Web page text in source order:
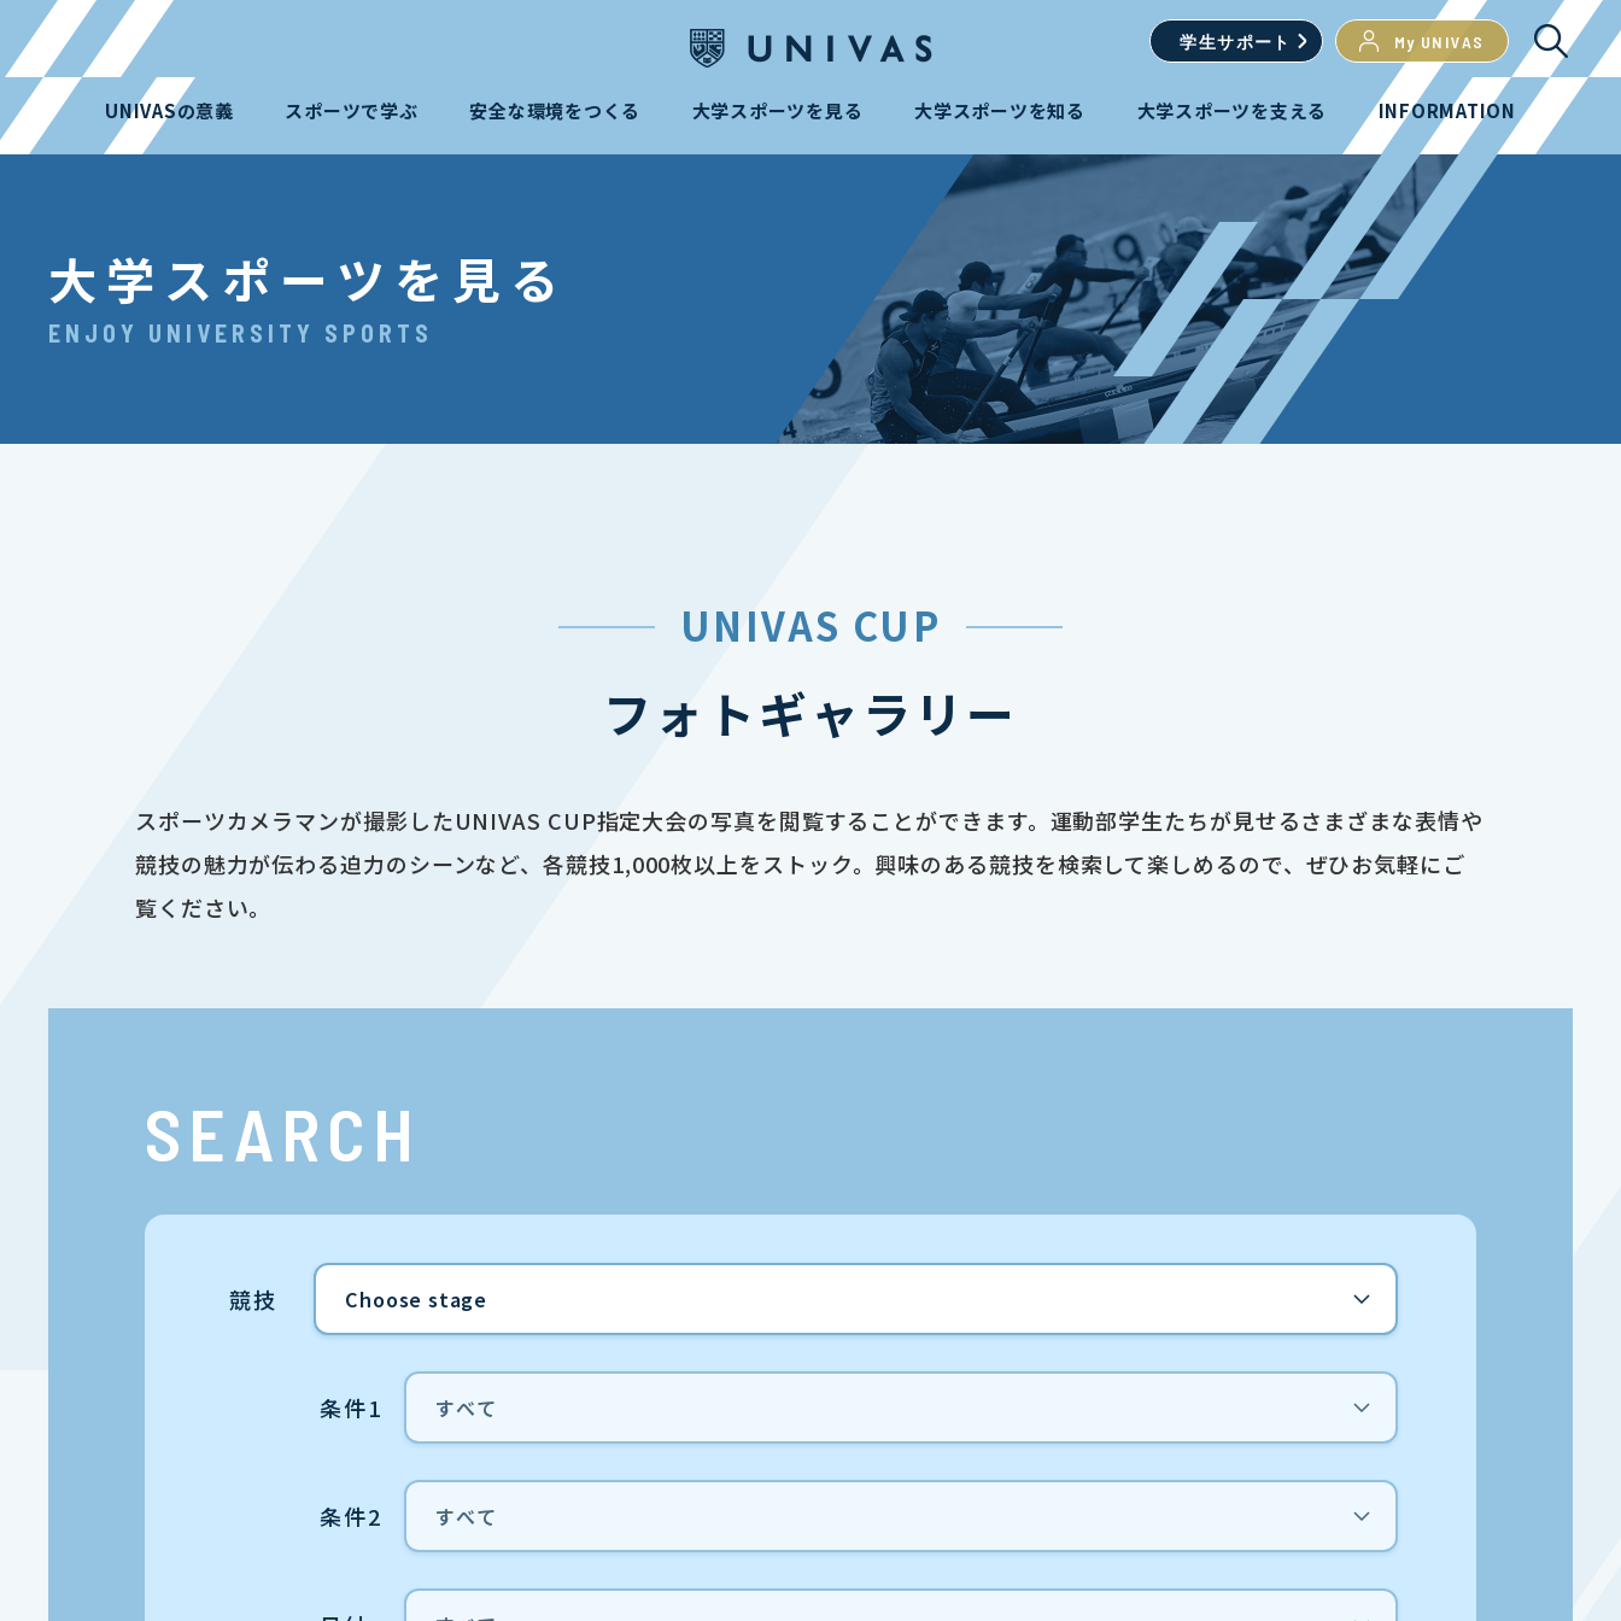
学生サポート My UNIVAS
UNIVASの意義 スポーツで学ぶ 安全な環境をつくる 大学スポーツを見る 大学スポーツを知る 大学スポーツを支える INFORMATION
大学スポーツを見る
ENJOY UNIVERSITY SPORTS
UNIVAS CUP
フォトギャラリー
スポーツカメラマンが撮影したUNIVAS CUP指定大会の写真を閲覧することができます。運動部学生たちが見せるさまざまな表情や
競技の魅力が伝わる迫力のシーンなど、各競技1,000枚以上をストック。興味のある競技を検索して楽しめるので、ぜひお気軽にご
覧ください。
SEARCH
競技
条件1
条件2